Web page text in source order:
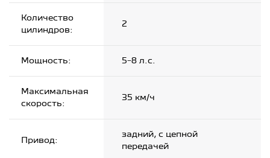
Количество
цилиндров:
2
Мощность: 5−8 л.с.
Максимальная
скорость:
35 км/ч
Привод:
задний, с цепной
передачей